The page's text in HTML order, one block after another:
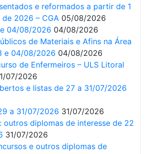
e reformados a partir de 1
2026 – CGA 05/08/2026
04/08/2026 04/08/2026
de Materiais e Afins na Área
e 04/08/2026 04/08/2026
de Enfermeiros – ULS Litoral
07/2026
e listas de 27 a 31/07/2026
a 31/07/2026 31/07/2026
outros diplomas de interesse de 22
31/07/2026
e outros diplomas de